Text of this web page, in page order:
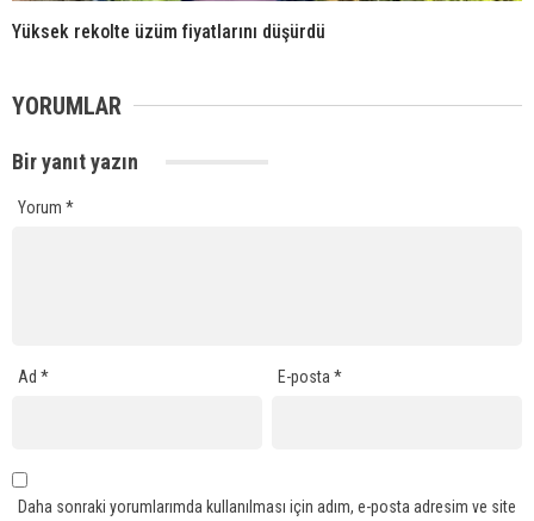
Yüksek rekolte üzüm fiyatlarını düşürdü
YORUMLAR
Bir yanıt yazın
Yorum *
Ad * E-posta*
Daha sonraki yorumlarımda kullanılması için adım, e-posta adresim ve site